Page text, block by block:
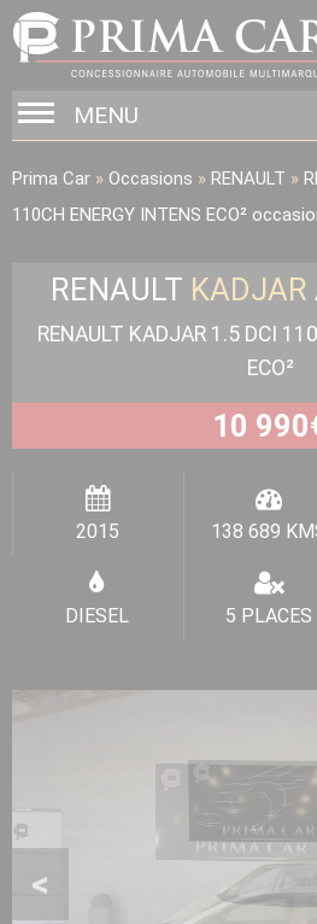
MENU
Prima Car » Occasions » RENAULT »
110CH ENERGY INTENS ECO²
RENAULT KADJAR
RENAULT KADJAR 1.5 DCI
ECO²
10 990
2015 138 689
DIESEL 5 PLACES
Précédente
<